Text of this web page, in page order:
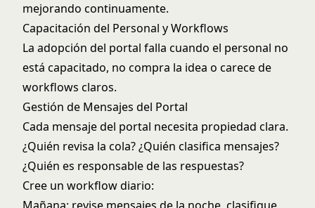
mejorando continuamente.
Capacitación del Personal y Workflows
La adopción del portal falla cuando el personal no
está capacitado, no compra la idea o carece de
workflows claros.
Gestión de Mensajes del Portal
Cada mensaje del portal necesita propiedad clara.
¿Quién revisa la cola? ¿Quién clasifica mensajes?
¿Quién es responsable de las respuestas?
Cree un workflow diario: